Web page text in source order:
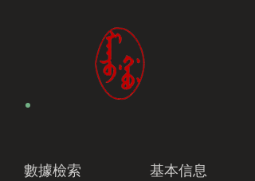
數據檢索 基本信息